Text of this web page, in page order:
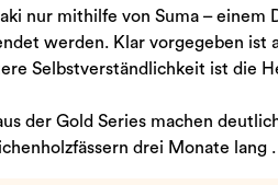
nur mithilfe von Suma –
werden. Klar vorgegeben ist
Selbstverständlichkeit ist die
der Gold Series machen
drei Monate lang